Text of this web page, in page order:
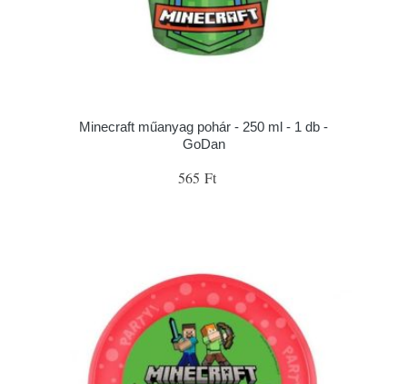
Minecraft műanyag pohár - 250 ml - 1 db -
GoDan
565 Ft